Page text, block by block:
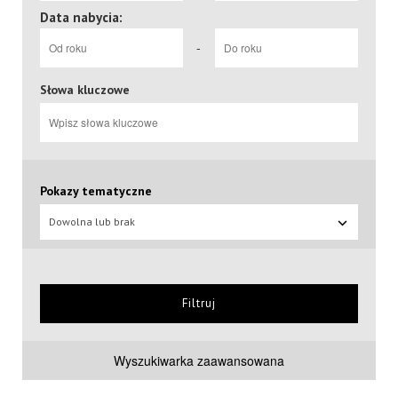
Data nabycia:
-
Słowa kluczowe
Pokazy tematyczne
Dowolna lub brak
Filtruj
Wyszukiwarka zaawansowana